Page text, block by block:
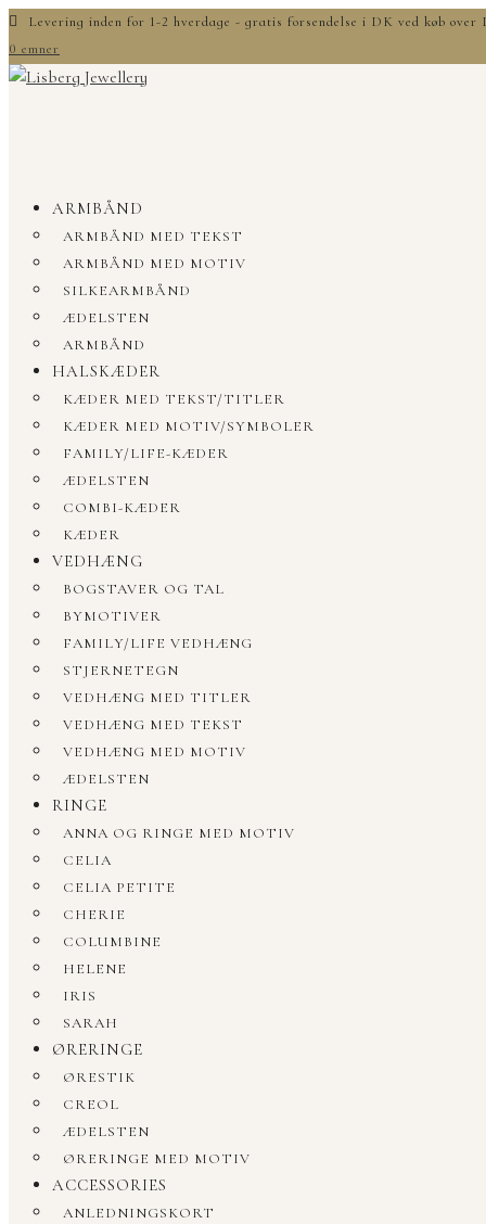
Levering inden for 1-2 hverdage - gratis forsendelse i DK ved køb
0 emner
ARMBÅND
ARMBÅND MED TEKST
ARMBÅND MED MOTIV
SILKEARMBÅND
ÆDELSTEN
ARMBÅND
HALSKÆDER
KÆDER MED TEKST/TITLER
KÆDER MED MOTIV/SYMBOLER
FAMILY/LIFE-KÆDER
ÆDELSTEN
COMBI-KÆDER
KÆDER
VEDHÆNG
BOGSTAVER OG TAL
BYMOTIVER
FAMILY/LIFE VEDHÆNG
STJERNETEGN
VEDHÆNG MED TITLER
VEDHÆNG MED TEKST
VEDHÆNG MED MOTIV
ÆDELSTEN
RINGE
ANNA OG RINGE MED MOTIV
CELIA
CELIA PETITE
CHERIE
COLUMBINE
HELENE
IRIS
SARAH
ØRERINGE
ØRESTIK
CREOL
ÆDELSTEN
ØRERINGE MED MOTIV
ACCESSORIES
ANLEDNINGSKORT